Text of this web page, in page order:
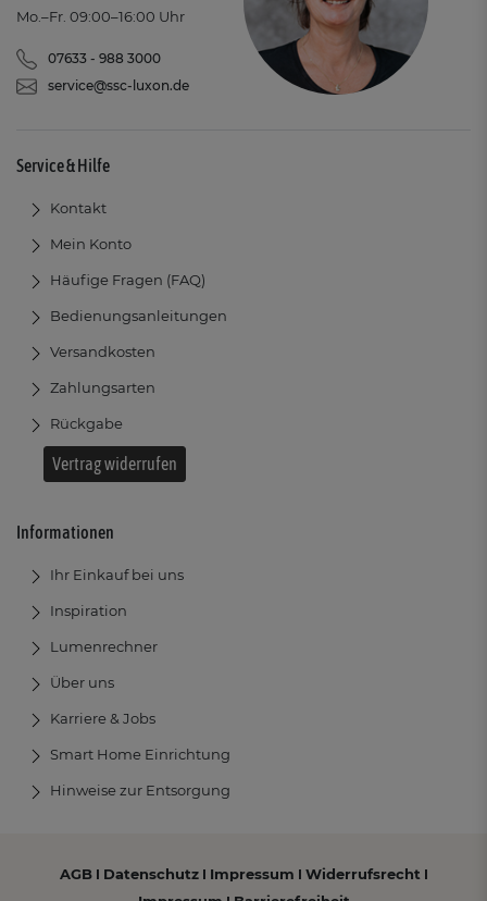
Mo.–Fr. 09:00–16:00 Uhr
07633 - 988 3000
service@ssc-luxon.de
Service & Hilfe
Kontakt
Mein Konto
Häufige Fragen (FAQ)
Bedienungsanleitungen
Versandkosten
Zahlungsarten
Rückgabe
Vertrag widerrufen
Informationen
Ihr Einkauf bei uns
Inspiration
Lumenrechner
Über uns
Karriere & Jobs
Smart Home Einrichtung
Hinweise zur Entsorgung
AGBI DatenschutzI Impressum I Widerrufsrecht I